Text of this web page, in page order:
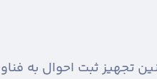
تجهیز ثبت احوال به